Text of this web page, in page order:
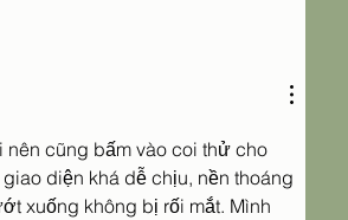
nên cũng bấm vào coi thử cho
diện khá dễ chịu, nền thoáng
xuống không bị rối mắt. Mình